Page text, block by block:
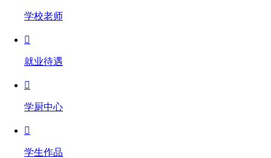
学校老师

就业待遇

学厨中心

学生作品